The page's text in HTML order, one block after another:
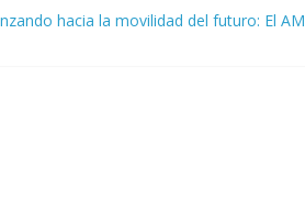
hacia la movilidad del futuro: El